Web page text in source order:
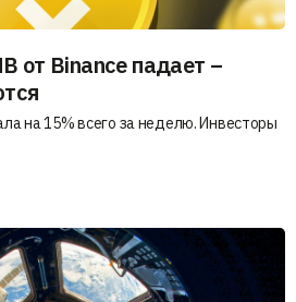
от Binance падает –
на 15% всего за неделю. Инвесторы